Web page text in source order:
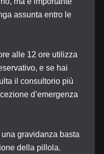
assunta entro le
alle 12 ore utilizza
e se hai
il consultorio più
d’emergenza
gravidanza basta
della pillola.